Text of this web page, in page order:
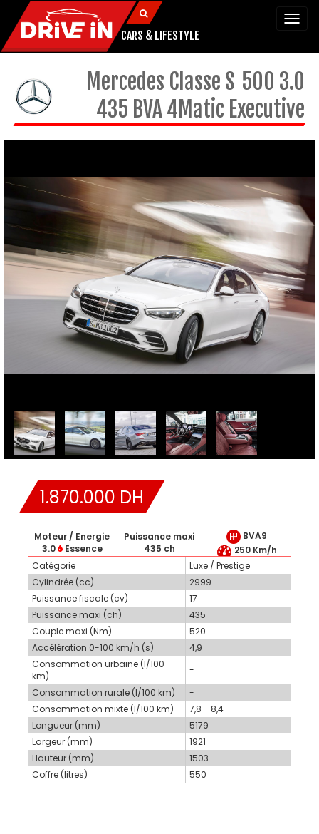
CARS & LIFESTYLE
Mercedes Classe S 500 3.0
435 BVA 4Matic Executive
1.870.000 DH
Moteur / Energie
3.0 Essence
Puissance maxi
435 ch
BVA9
250 Km/h
Catégorie
Luxe / Prestige
Cylindrée (cc)
2999
Puissance fiscale (cv)
17
Puissance maxi (ch)
435
Couple maxi (Nm)
520
Accélération 0-100 km/h (s)
4,9
Consommation urbaine (l/100
km)
-
Consommation rurale (l/100 km)
-
Consommation mixte (l/100 km)
7,8 - 8,4
Longueur (mm)
5179
Largeur (mm)
1921
Hauteur (mm)
1503
Coffre (litres)
550